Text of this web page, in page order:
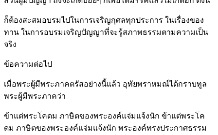
ก็ต้องสะสมอบรมไปในการเจริญกุศลทุกประการ ในเรื่องของ
ทาน ในการอบรมเจริญปัญญาที่จะรู้สภาพธรรมตามความเป็น
จริง
ข้อความต่อไป
เมื่อพระผู้มีพระภาคตรัสอย่างนี้แล้ว อุทัยพราหมณ์ได้กราบทูล
พระผู้มีพระภาคว่า
ข้าแต่พระโคดม ภาษิตของพระองค์แจ่มแจ้งนัก ข้าแต่พระโค
ดม ภาษิตของพระองค์แจ่มแจ้งนัก พระองค์ทรงประกาศธรรม